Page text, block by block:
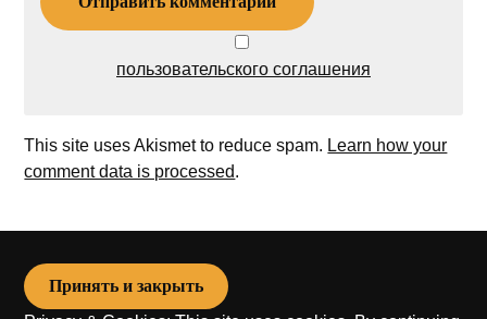
пользовательского соглашения
This site uses Akismet to reduce spam. Learn how your
comment data is processed.